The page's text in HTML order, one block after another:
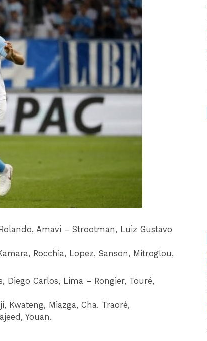
Amavi – Strootman, Luiz Gustavo
Rocchia, Lopez, Sanson, Mitroglou,
Diego Carlos, Lima – Rongier, Touré,
Kwateng, Miazga, Cha. Traoré,
Youan.
DIM 30 AOÛT